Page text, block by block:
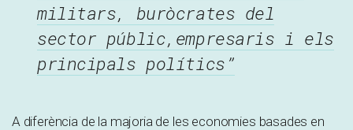
militars, buròcrates del
sector públic,empresaris i els
principals polítics”
A diferència de la majoria de les economies basades en